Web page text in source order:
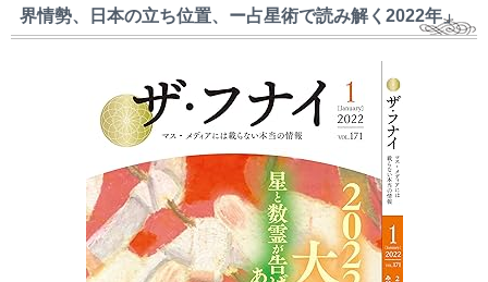
界情勢、日本の立ち位置、ー占星術で読み解く2022年」